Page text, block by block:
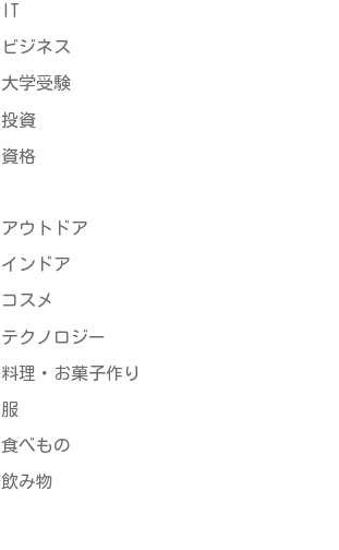
IT
ビジネス
大学受験
投資
資格
アウトドア
インドア
コスメ
テクノロジー
料理・お菓子作り
服
食べもの
飲み物